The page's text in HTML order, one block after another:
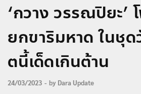
‘กวาง วรรณปิยะ’
ยกขาริมหาด ในชุ
ตนี้เด็ดเกินต้าน
24/03/2023 - by Dara Update